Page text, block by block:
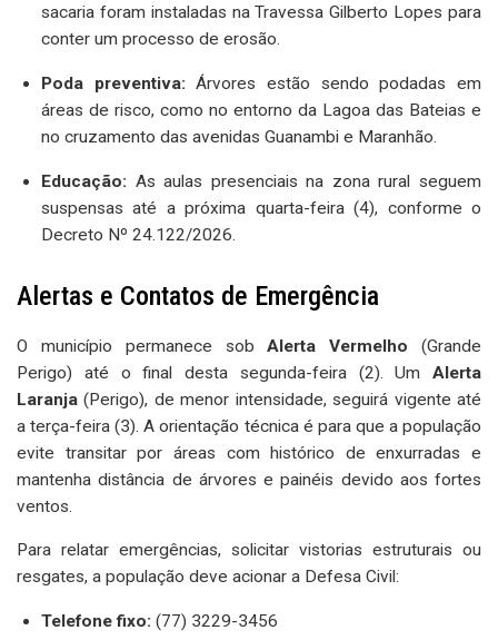
sacaria foram instaladas na Travessa Gilberto Lopes para
conter um processo de erosão.
Poda preventiva: Árvores estão sendo podadas em
áreas de risco, como no entorno da Lagoa das Bateias e
no cruzamento das avenidas Guanambi e Maranhão.
Educação: As aulas presenciais na zona rural seguem
suspensas até a próxima quarta-feira (4), conforme o
Decreto Nº 24.122/2026.
Alertas e Contatos de Emergência
O município permanece sobAlerta Vermelho (Grande
Perigo) até o final desta segunda-feira (2). Um Alerta
Laranja (Perigo), de menor intensidade, seguirá vigente até
a terça-feira (3). A orientação técnica é para que a população
evite transitar por áreas com histórico de enxurradas e
mantenha distância de árvores e painéis devido aos fortes
ventos.
Para relatar emergências, solicitar vistorias estruturais ou
resgates, a população deve acionar a Defesa Civil:
Telefone fixo: (77) 3229-3456